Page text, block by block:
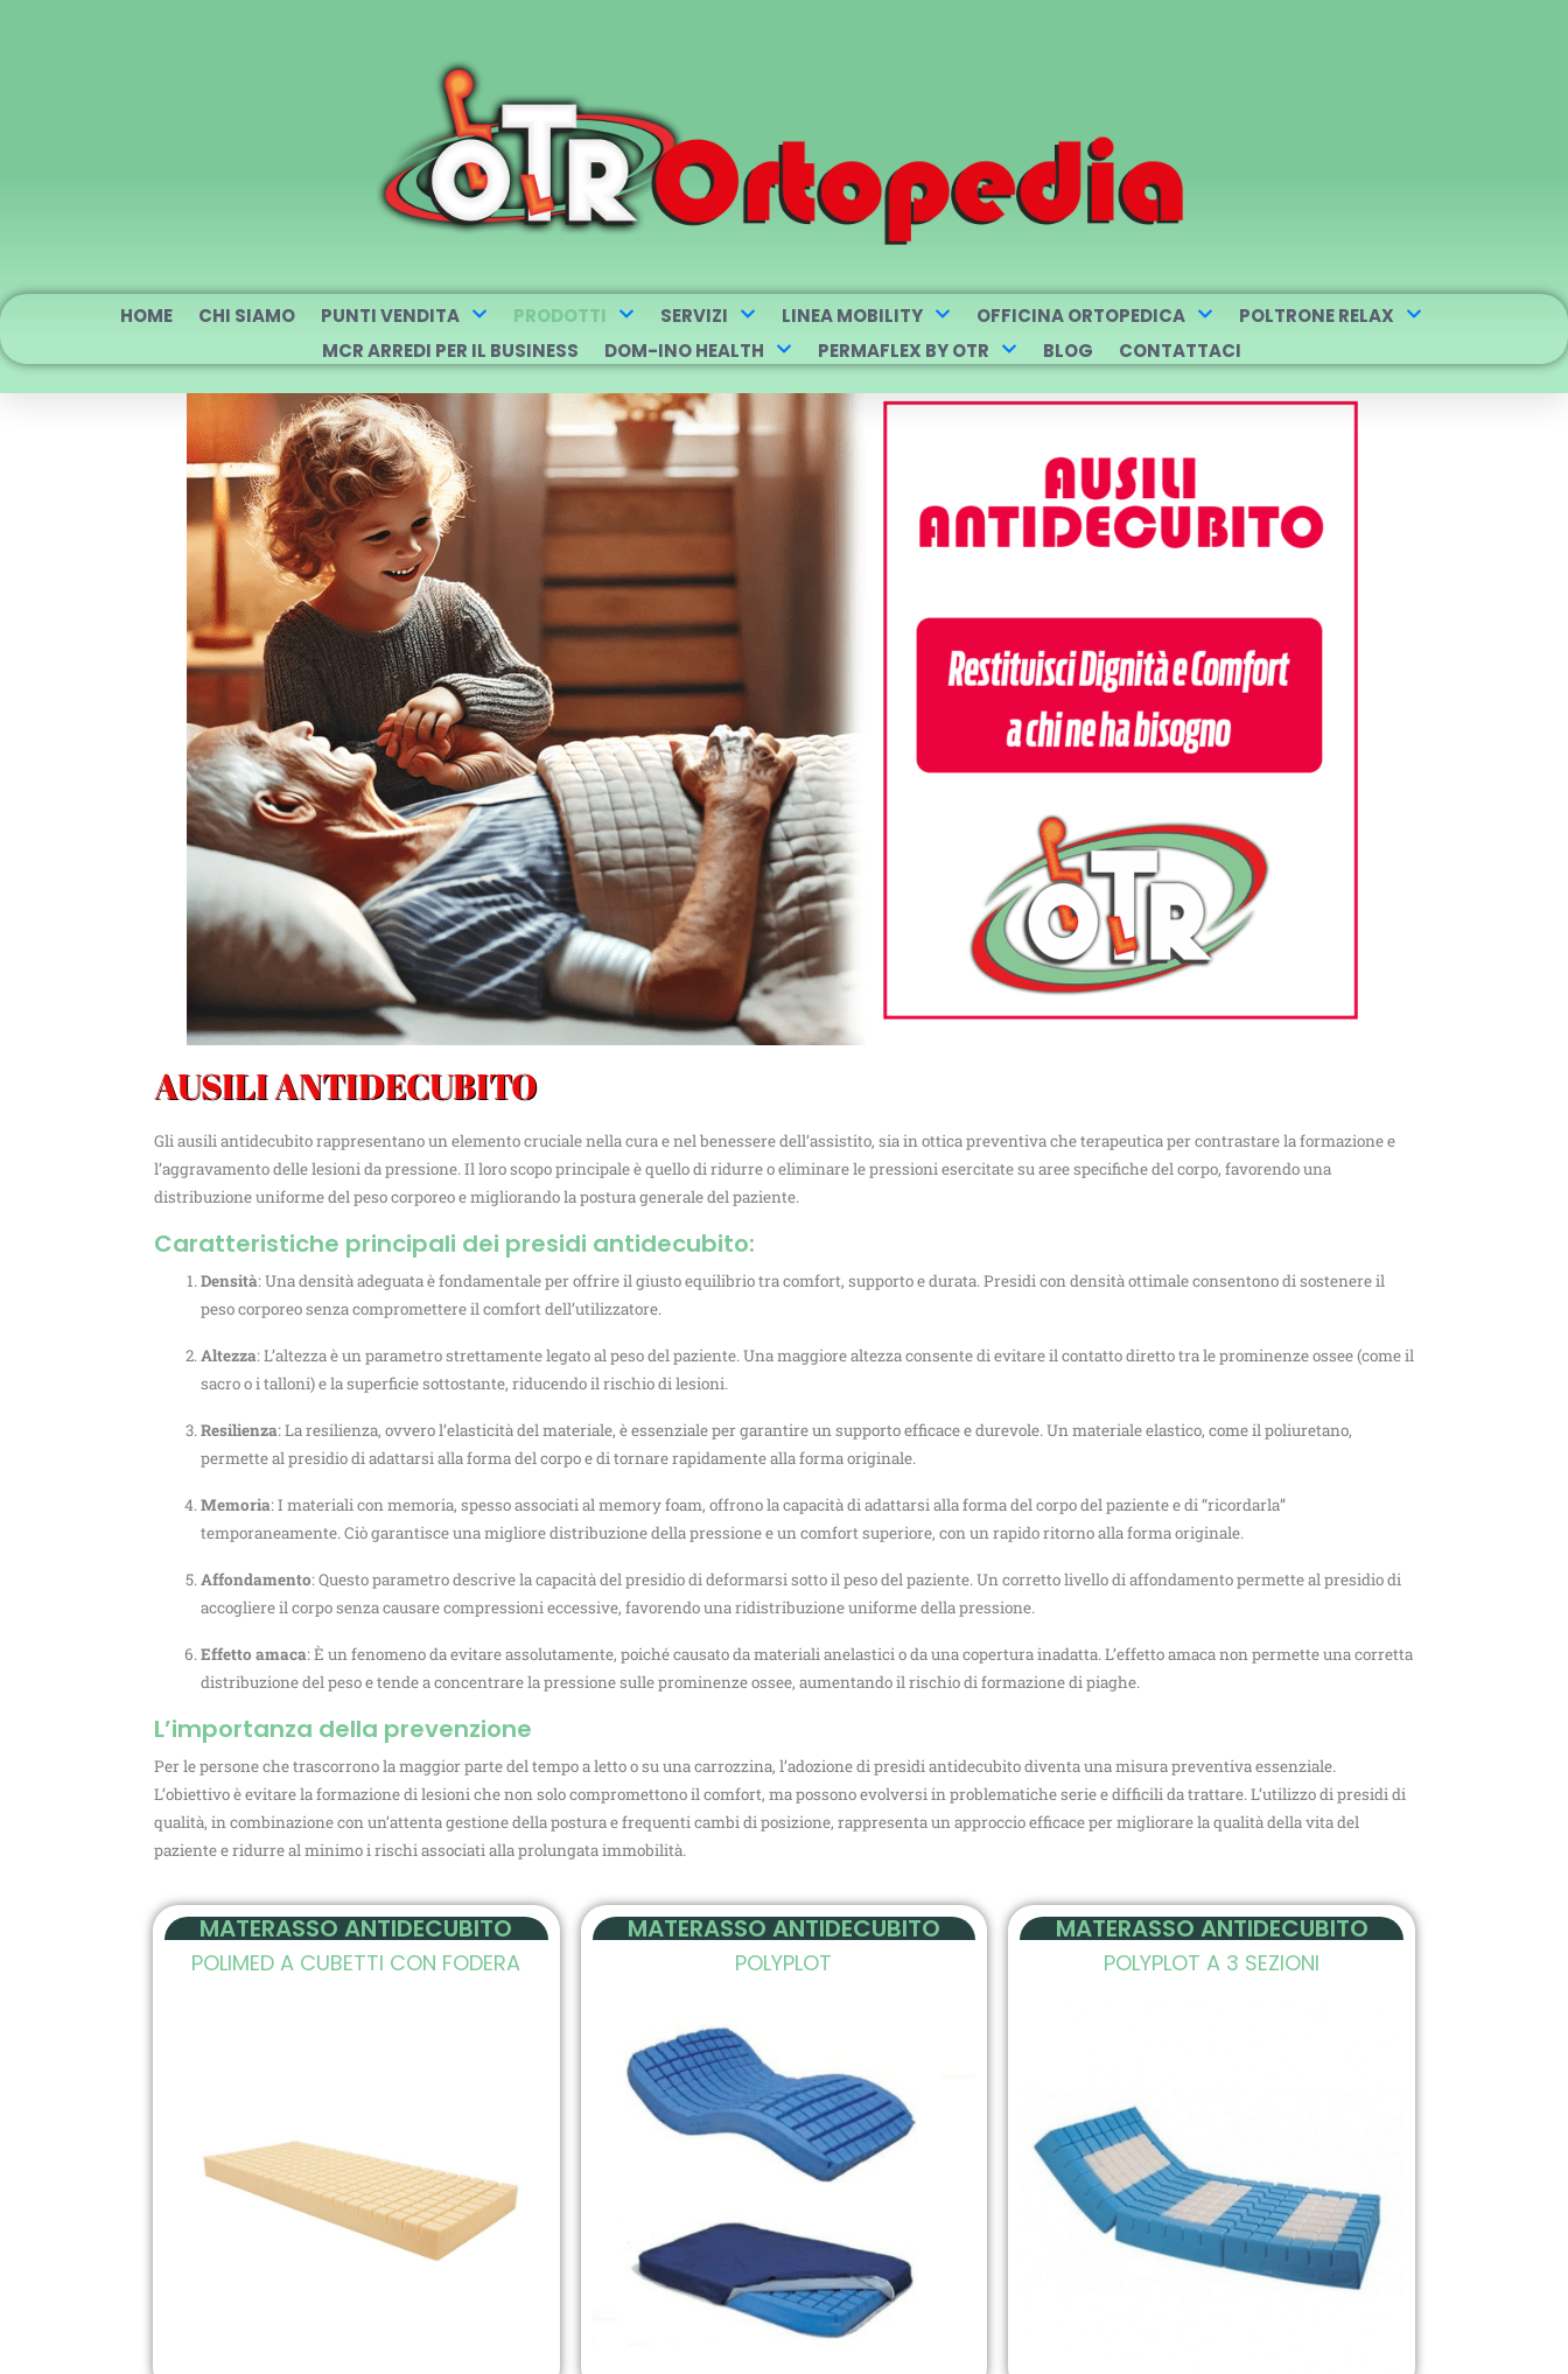
HOME CHI SIAMO PUNTI VENDITA PRODOTTI SERVIZI LINEA MOBILITY OFFICINA ORTOPEDICA
POLTRONE RELAX
MCR ARREDI PER IL BUSINESS
DOM-INO HEALTH PERMAFLEX BY OTR BLOG CONTATTACI
AUSILI ANTIDECUBITO
Gli ausili antidecubito rappresentano un elemento cruciale nella cura e nel benessere dell’assistito, sia in ottica preventiva che terapeutica per contrastare la formazione e
l’aggravamento delle lesioni da pressione. Il loro scopo principale è quello di ridurre o eliminare le pressioni esercitate su aree specifiche del corpo, favorendo una
distribuzione uniforme del peso corporeo e migliorando la postura generale del paziente.
Caratteristiche principali dei presidi antidecubito:
Densità: Una densità adeguata è fondamentale per offrire il giusto equilibrio tra comfort, supporto e durata. Presidi con densità ottimale consentono di sostenere il
peso corporeo senza compromettere il comfort dell’utilizzatore.
Altezza: L’altezza è un parametro strettamente legato al peso del paziente. Una maggiore altezza consente di evitare il contatto diretto tra le prominenze ossee (come il
sacro o i talloni) e la superficie sottostante, riducendo il rischio di lesioni.
Resilienza: La resilienza, ovvero l’elasticità del materiale, è essenziale per garantire un supporto efficace e durevole. Un materiale elastico, come il poliuretano,
permette al presidio di adattarsi alla forma del corpo e di tornare rapidamente alla forma originale.
Memoria: I materiali con memoria, spesso associati al memory foam, offrono la capacità di adattarsi alla forma del corpo del paziente e di “ricordarla”
temporaneamente. Ciò garantisce una migliore distribuzione della pressione e un comfort superiore, con un rapido ritorno alla forma originale.
Affondamento: Questo parametro descrive la capacità del presidio di deformarsi sotto il peso del paziente. Un corretto livello di affondamento permette al presidio di
accogliere il corpo senza causare compressioni eccessive, favorendo una ridistribuzione uniforme della pressione.
Effetto amaca: È un fenomeno da evitare assolutamente, poiché causato da materiali anelastici o da una copertura inadatta. L’effetto amaca non permette una corretta
distribuzione del peso e tende a concentrare la pressione sulle prominenze ossee, aumentando il rischio di formazione di piaghe.
L’importanza della prevenzione
Per le persone che trascorrono la maggior parte del tempo a letto o su una carrozzina, l’adozione di presidi antidecubito diventa una misura preventiva essenziale.
L’obiettivo è evitare la formazione di lesioni che non solo compromettono il comfort, ma possono evolversi in problematiche serie e difficili da trattare. L’utilizzo di presidi di
qualità, in combinazione con un’attenta gestione della postura e frequenti cambi di posizione, rappresenta un approccio efficace per migliorare la qualità della vita del
paziente e ridurre al minimo i rischi associati alla prolungata immobilità.
MATERASSO ANTIDECUBITO
POLIMED A CUBETTI CON FODERA
MATERASSO ANTIDECUBITO
POLYPLOT
MATERASSO ANTIDECUBITO
POLYPLOT A 3 SEZIONI